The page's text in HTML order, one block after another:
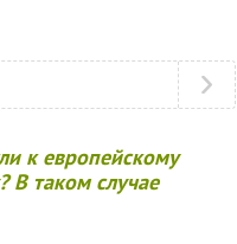
к европейскому
В таком случае